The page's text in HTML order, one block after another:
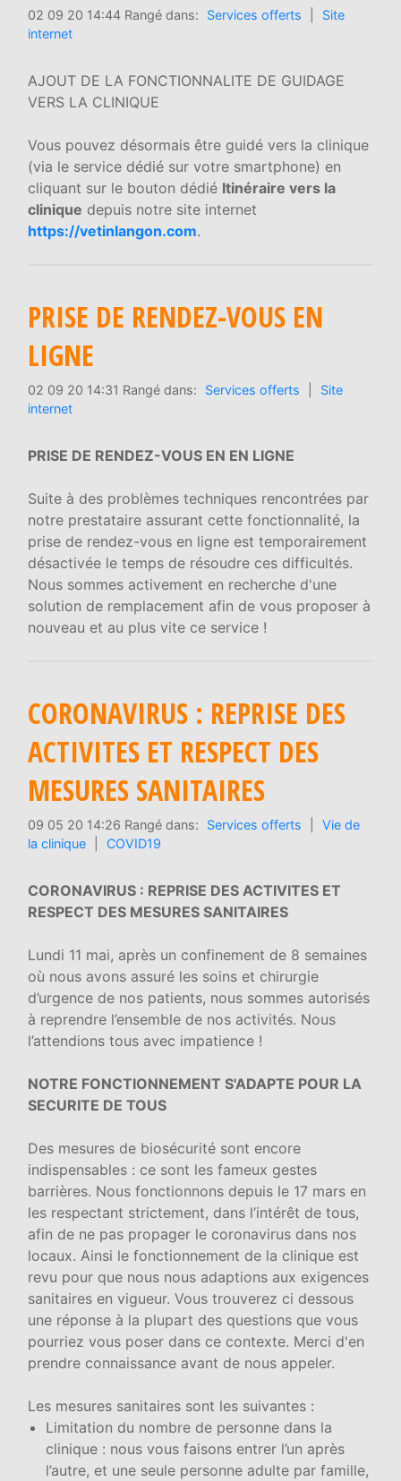
02 09 20 14:44 Rangé dans: Services offerts
Site
internet
AJOUT DE LA FONCTIONNALITE DE GUIDAGE
VERS LA CLINIQUE
Vous pouvez désormais être guidé vers la clinique
(via le service dédié sur votre smartphone) en
cliquant sur le bouton dédié Itinéraire vers la
clinique depuis notre site internet
https://vetinlangon.com.
PRISE DE RENDEZ-VOUS EN
LIGNE
02 09 20 14:31 Rangé dans: Services offerts
Site
internet
PRISE DE RENDEZ-VOUS EN EN LIGNE
Suite à des problèmes techniques rencontrées par
notre prestataire assurant cette fonctionnalité, la
prise de rendez-vous en ligne est temporairement
désactivée le temps de résoudre ces difficultés.
Nous sommes activement en recherche d'une
solution de remplacement afin de vous proposer à
nouveau et au plus vite ce service !
CORONAVIRUS : REPRISE DES
ACTIVITES ET RESPECT DES
MESURES SANITAIRES
09 05 20 14:26 Rangé dans: Services offerts
Vie de
la clinique
COVID19
CORONAVIRUS : REPRISE DES ACTIVITES ET
RESPECT DES MESURES SANITAIRES
Lundi 11 mai, après un confinement de 8 semaines
où nous avons assuré les soins et chirurgie
d’urgence de nos patients, nous sommes autorisés
à reprendre l’ensemble de nos activités. Nous
l’attendions tous avec impatience !
NOTRE FONCTIONNEMENT S'ADAPTE POUR LA
SECURITE DE TOUS
Des mesures de biosécurité sont encore
indispensables : ce sont les fameux gestes
barrières. Nous fonctionnons depuis le 17 mars en
les respectant strictement, dans l’intérêt de tous,
afin de ne pas propager le coronavirus dans nos
locaux. Ainsi le fonctionnement de la clinique est
revu pour que nous nous adaptions aux exigences
sanitaires en vigueur. Vous trouverez ci dessous
une réponse à la plupart des questions que vous
pourriez vous poser dans ce contexte. Merci d'en
prendre connaissance avant de nous appeler.
Les mesures sanitaires sont les suivantes :
Limitation du nombre de personne dans la
clinique : nous vous faisons entrer l’un après
l’autre, et une seule personne adulte par famille,